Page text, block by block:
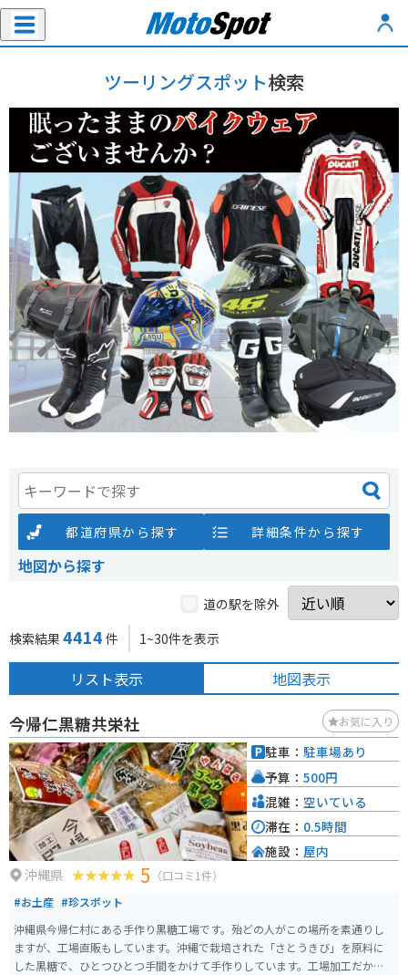
ツーリングスポット検索
都道府県から探す 詳細条件から探す
地図から探す
道の駅を除外
検索結果 4414 件 1~30件を表示
リスト表示 地図表示
今帰仁黒糖共栄社 お気に入り
沖縄県 5 （口コミ1件）
#お土産 #珍スポット
沖縄県今帰仁村にある手作り黒糖工場です。殆どの人がこの場所を素通りし
ますが、工場直販もしています。沖縄で栽培された「さとうきび」を原料に
した黒糖で、ひとつひとつ手間をかけて手作りしています。工場加工だから
駐車： 駐車場あり
予算： 500円
混雑： 空いている
滞在： 0.5時間
施設： 屋内